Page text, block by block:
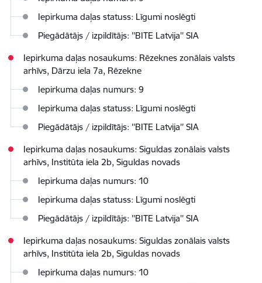
Iepirkuma daļas statuss: Līgumi noslēgti
Piegādātājs / izpildītājs: ''BITE Latvija'' SIA
Iepirkuma daļas nosaukums: Rēzeknes zonālais valsts
arhīvs, Dārzu iela 7a, Rēzekne
Iepirkuma daļas numurs: 9
Iepirkuma daļas statuss: Līgumi noslēgti
Piegādātājs / izpildītājs: ''BITE Latvija'' SIA
Iepirkuma daļas nosaukums: Siguldas zonālais valsts
arhīvs, Institūta iela 2b, Siguldas novads
Iepirkuma daļas numurs: 10
Iepirkuma daļas statuss: Līgumi noslēgti
Piegādātājs / izpildītājs: ''BITE Latvija'' SIA
Iepirkuma daļas nosaukums: Siguldas zonālais valsts
arhīvs, Institūta iela 2b, Siguldas novads
Iepirkuma daļas numurs: 10